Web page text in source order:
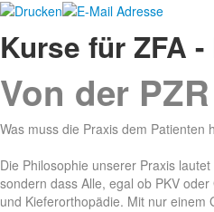
Kurse für ZFA
Von der
Was muss die Praxis dem Patienten
Die Philosophie unserer Praxis
sondern dass Alle, egal ob PKV
und Kieferorthopädie. Mit nur einem